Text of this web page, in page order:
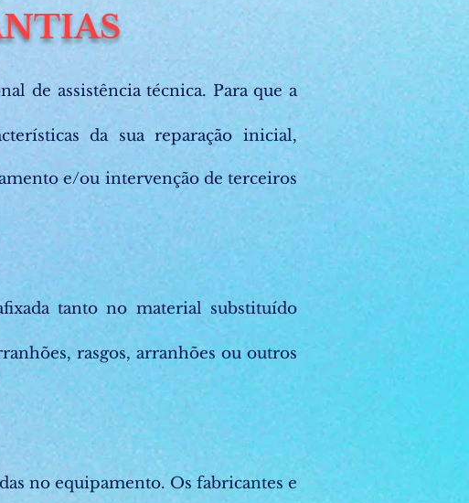
de assistência técnica. Para que a
da sua reparação inicial,
e/ou intervenção de terceiros
tanto no material substituído
rasgos, arranhões ou outros
no equipamento. Os fabricantes e